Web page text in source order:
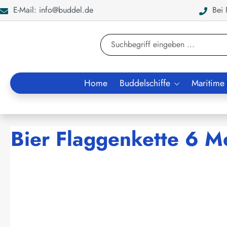
Zur Suche springen
E-Mail: info@buddel.de Bei
Home Buddelschiffe
Bier Flaggenkette 6